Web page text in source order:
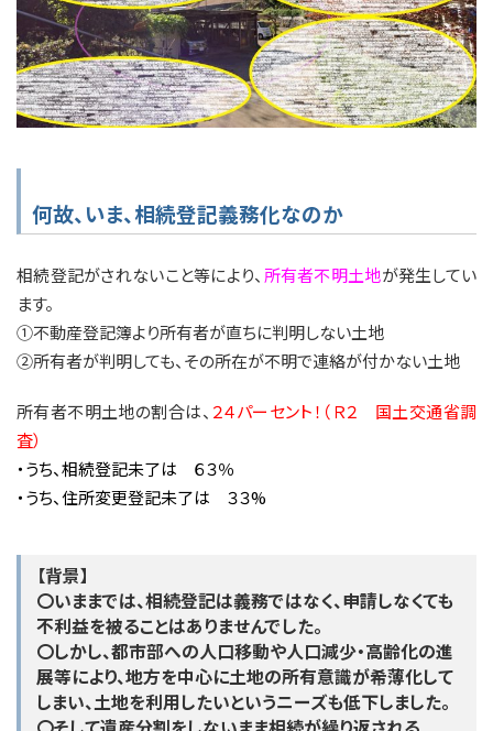
何故、いま、相続登記義務化なのか
相続登記がされないこと等により、 所有者不明土地が発生してい
ます。
①不動産登記簿より所有者が直ちに判明しない土地
②所有者が判明しても、その所在が不明で連絡が付かない土地
所有者不明土地の割合は、 ２４パーセント！（Ｒ２ 国土交通省調
査）
・うち、相続登記未了は ６３％
・うち、住所変更登記未了は ３３%
【背景】
〇いままでは、相続登記は義務ではなく、申請しなくても
不利益を被ることはありませんでした。
〇しかし、都市部への人口移動や人口減少・高齢化の進
展等により、地方を中心に土地の所有意識が希薄化して
しまい、土地を利用したいというニーズも低下しました。